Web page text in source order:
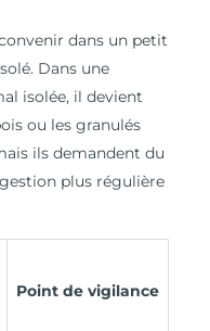
dans un petit
Dans une
isolée, il devient
ou les granulés
ils demandent du
plus régulière
Point de vigilance